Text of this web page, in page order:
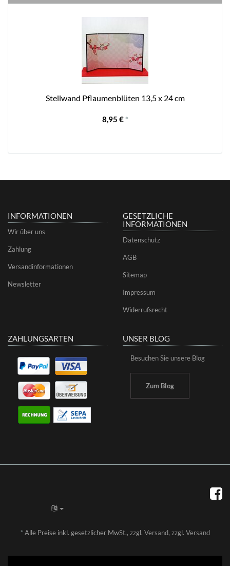
Stellwand Pflaumenblüten 13,5 x 24 cm
8,95 € *
INFORMATIONEN
Wir über uns
Zahlung
Versandinformationen
Newsletter
GESETZLICHE
INFORMATIONEN
Datenschutz
AGB
Sitemap
Impressum
Widerrufsrecht
ZAHLUNGSARTEN UNSER BLOG
Besuchen Sie unsere Blog
Zum Blog
*Alle Preise inkl. gesetzlicher MwSt., zzgl. Versand, zzgl. Versand